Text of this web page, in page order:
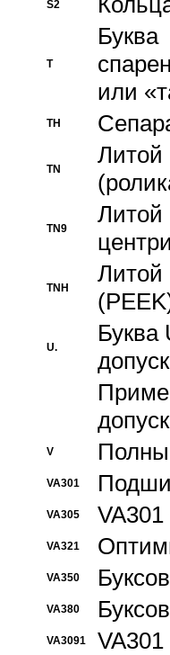
S2
T
или
TH
TN
TN9
TNH
U.
Буква
V
VA301
VA305
VA321
VA350
VA380
VA3091